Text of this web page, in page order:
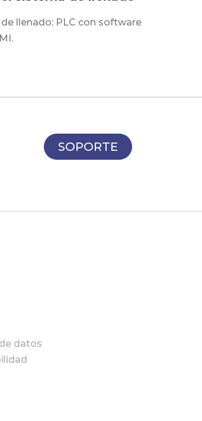
llenado: PLC con software
SOPORTE
datos